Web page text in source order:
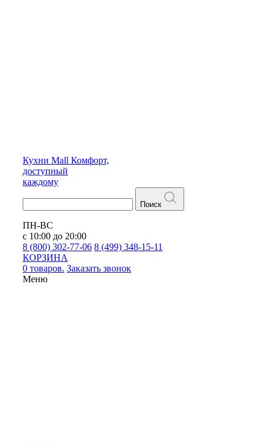
Кухни Mall Комфорт,
доступный
каждому
Поиск
ПН-ВС
с 10:00 до 20:00
8 (800) 302-77-06 8 (499) 348-15-11
КОРЗИНА
0 товаров. Заказать звонок
Меню